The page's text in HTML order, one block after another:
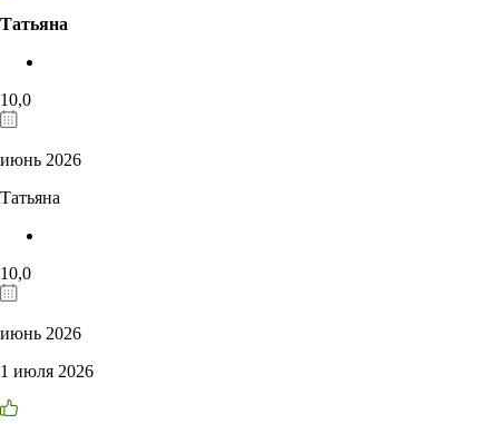
Татьяна
10,0
июнь 2026
Татьяна
10,0
июнь 2026
1 июля 2026